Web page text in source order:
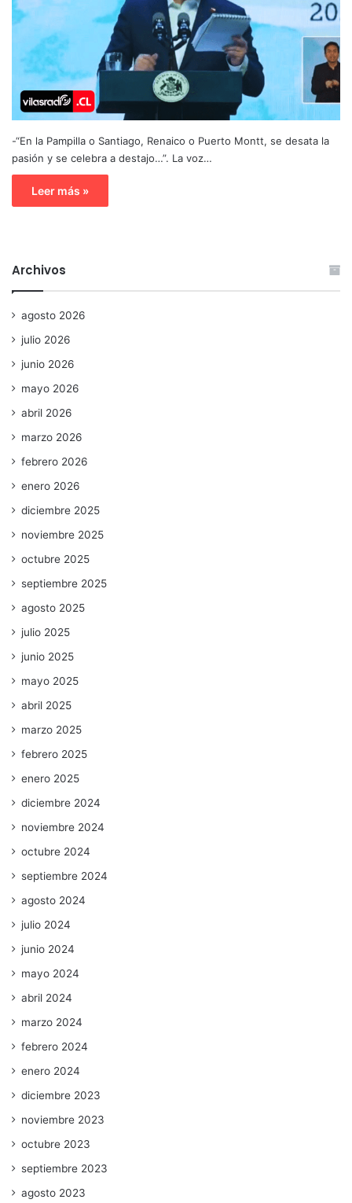
-“En la Pampilla o Santiago, Renaico o Puerto Montt, se desata la
pasión y se celebra a destajo…”. La voz…
Leer más »
Archivos
agosto 2026
julio 2026
junio 2026
mayo 2026
abril 2026
marzo 2026
febrero 2026
enero 2026
diciembre 2025
noviembre 2025
octubre 2025
septiembre 2025
agosto 2025
julio 2025
junio 2025
mayo 2025
abril 2025
marzo 2025
febrero 2025
enero 2025
diciembre 2024
noviembre 2024
octubre 2024
septiembre 2024
agosto 2024
julio 2024
junio 2024
mayo 2024
abril 2024
marzo 2024
febrero 2024
enero 2024
diciembre 2023
noviembre 2023
octubre 2023
septiembre 2023
agosto 2023